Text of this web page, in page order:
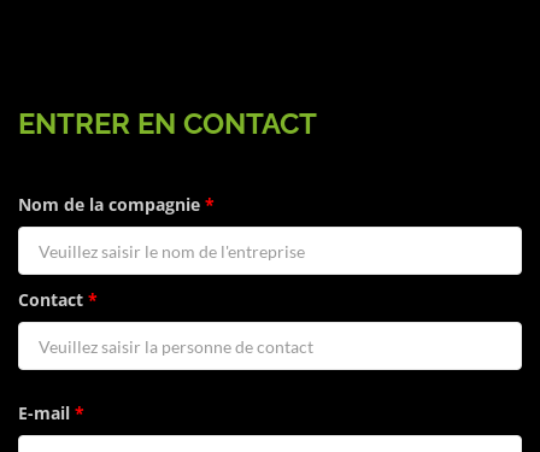
ENTRER EN CONTACT
Nom de la compagnie *
Contact *
E-mail *